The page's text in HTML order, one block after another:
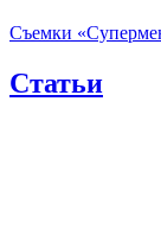
Съемки
Статьи